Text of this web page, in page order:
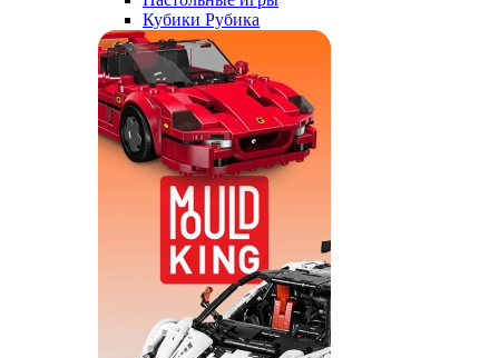
Кубики Рубика